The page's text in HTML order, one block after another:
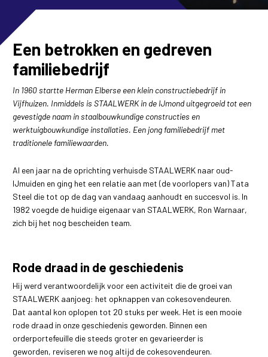
Een betrokken en gedreven
familiebedrijf
In 1960 startte Herman Elberse een klein constructiebedrijf in
Vijfhuizen. Inmiddels is STAALWERK in de IJmond uitgegroeid tot een
gevestigde naam in staalbouwkundige constructies en
werktuigbouwkundige installaties. Een jong familiebedrijf met
traditionele familiewaarden.
Al een jaar na de oprichting verhuisde STAALWERK naar oud-
IJmuiden en ging het een relatie aan met (de voorlopers van) Tata
Steel die tot op de dag van vandaag aanhoudt en succesvol is. In
1982 voegde de huidige eigenaar van STAALWERK, Ron Warnaar,
zich bij het nog bescheiden team.
Rode draad in de geschiedenis
Hij werd verantwoordelijk voor een activiteit die de groei van
STAALWERK aanjoeg: het opknappen van cokesovendeuren.
Dat aantal kon oplopen tot 20 stuks per week. Het is een mooie
rode draad in onze geschiedenis geworden. Binnen een
orderportefeuille die steeds groter en gevarieerder is
geworden, reviseren we nog altijd de cokesovendeuren.